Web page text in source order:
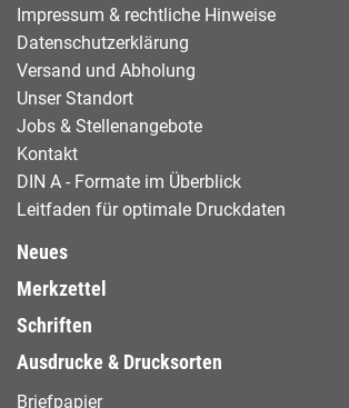
Impressum & rechtliche Hinweise
Datenschutzerklärung
Versand und Abholung
Unser Standort
Jobs & Stellenangebote
Kontakt
DIN A - Formate im Überblick
Leitfaden für optimale Druckdaten
Neues
Merkzettel
Schriften
Ausdrucke & Drucksorten
Briefpapier